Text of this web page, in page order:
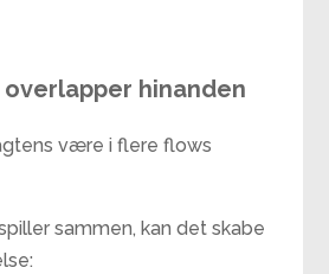
hinanden
være i flere flows
sammen, kan det skabe